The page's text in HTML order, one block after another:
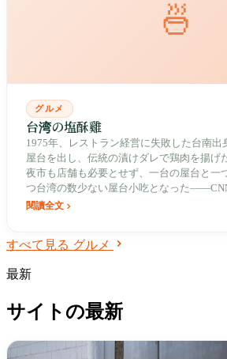
🍜
グルメ
台湾の塩酥雞
1975年、レストラン経営に失敗した台南出
屋台を出し、伝統の漬けダレで鶏肉を揚げ
夜市も店舗も必要とせず、一台の屋台と一
つ台湾の数少ない屋台小吃となった
の必食べリストに選出したが、最も本格的
閱讀全文
すべて見る グルメ
最新
サイトの最新